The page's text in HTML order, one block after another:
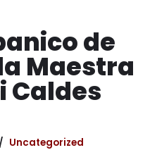
de
Maestra
Caldes
Uncategorized